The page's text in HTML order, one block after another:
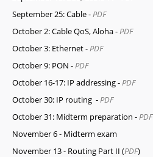
September 25: Cable -PDF
October 2: Cable QoS, Aloha -PDF
October 3: Ethernet -PDF
October 9: PON -PDF
October 16-17: IP addressing -PDF
October 30: IP routing -PDF
October 31: Midterm preparation -PDF
November 6 - Midterm exam
November 13 - Routing Part II (PDF)